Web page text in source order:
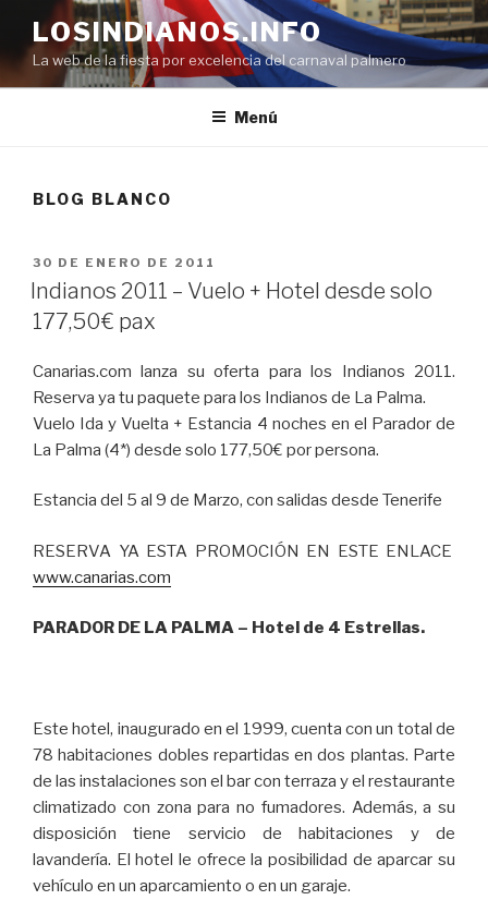
contenido
LOSINDIANOS.INFO
La web de la fiesta por excelencia del carnaval palmero
Menú
BLOG BLANCO
PUBLICADO
EL
30 DE ENERO DE 2011
Indianos 2011 – Vuelo + Hotel desde solo
177,50€ pax
Canarias.com lanza su oferta para los Indianos 2011.
Reserva ya tu paquete para los Indianos de La Palma.
Vuelo Ida y Vuelta + Estancia 4 noches en el Parador de
La Palma (4*) desde solo 177,50€ por persona.
Estancia del 5 al 9 de Marzo, con salidas desde Tenerife
RESERVA YA ESTA PROMOCIÓN EN ESTE ENLACE
www.canarias.com
PARADOR DE LA PALMA – Hotel de 4 Estrellas.
Este hotel, inaugurado en el 1999, cuenta con un total de
78 habitaciones dobles repartidas en dos plantas. Parte
de las instalaciones son el bar con terraza y el restaurante
climatizado con zona para no fumadores. Además, a su
disposición tiene servicio de habitaciones y de
lavandería. El hotel le ofrece la posibilidad de aparcar su
vehículo en un aparcamiento o en un garaje.